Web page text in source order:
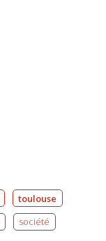
toulouse
société